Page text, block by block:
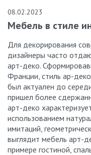
08.02.2023
Мебель в стиле
Для декорирования
дизайнеры часто
арт-деко.
Франции, стиль ар-
был актуален до
пришел более
арт-деко
использованием
имитаций,
выглядит мебель арт-
примере гостиной,